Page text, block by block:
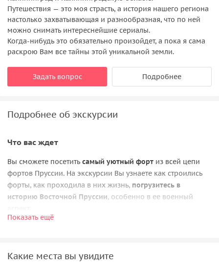
Путешествия — это моя страсть, а история нашего региона
настолько захватывающая и разнообразная, что по ней
можно снимать интереснейшие сериалы.
Когда-нибудь это обязательно произойдет, а пока я сама
раскрою Вам все тайны этой уникальной земли.
Задать вопрос Подробнее
Подробнее об экскурсии
Что вас ждет
Вы сможете посетить самый уютный форт из всей цепи
фортов Пруссии. На экскурсии Вы узнаете как строились
форты, как проходила в них жизнь, погрузитесь в
историю Восточной Пруссии, особенно в ее военный
военном форте без связи и поддержки из внешнего мира
Показать ещё
Какие места вы увидите